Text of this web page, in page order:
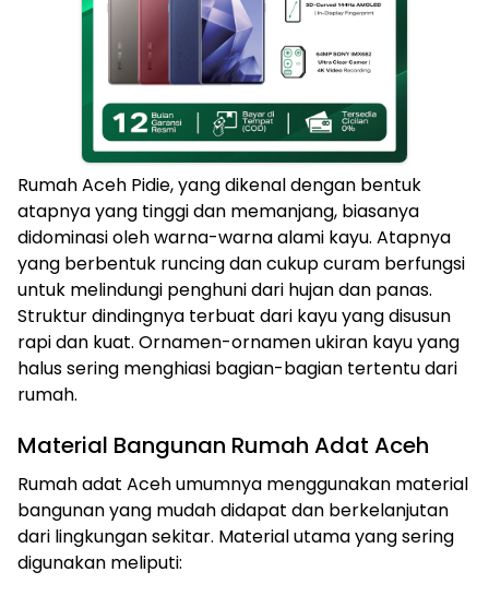
Rumah Aceh Pidie, yang dikenal dengan bentuk
atapnya yang tinggi dan memanjang, biasanya
didominasi oleh warna-warna alami kayu. Atapnya
yang berbentuk runcing dan cukup curam berfungsi
untuk melindungi penghuni dari hujan dan panas.
Struktur dindingnya terbuat dari kayu yang disusun
rapi dan kuat. Ornamen-ornamen ukiran kayu yang
halus sering menghiasi bagian-bagian tertentu dari
rumah.
Material Bangunan Rumah Adat Aceh
Rumah adat Aceh umumnya menggunakan material
bangunan yang mudah didapat dan berkelanjutan
dari lingkungan sekitar. Material utama yang sering
digunakan meliputi: